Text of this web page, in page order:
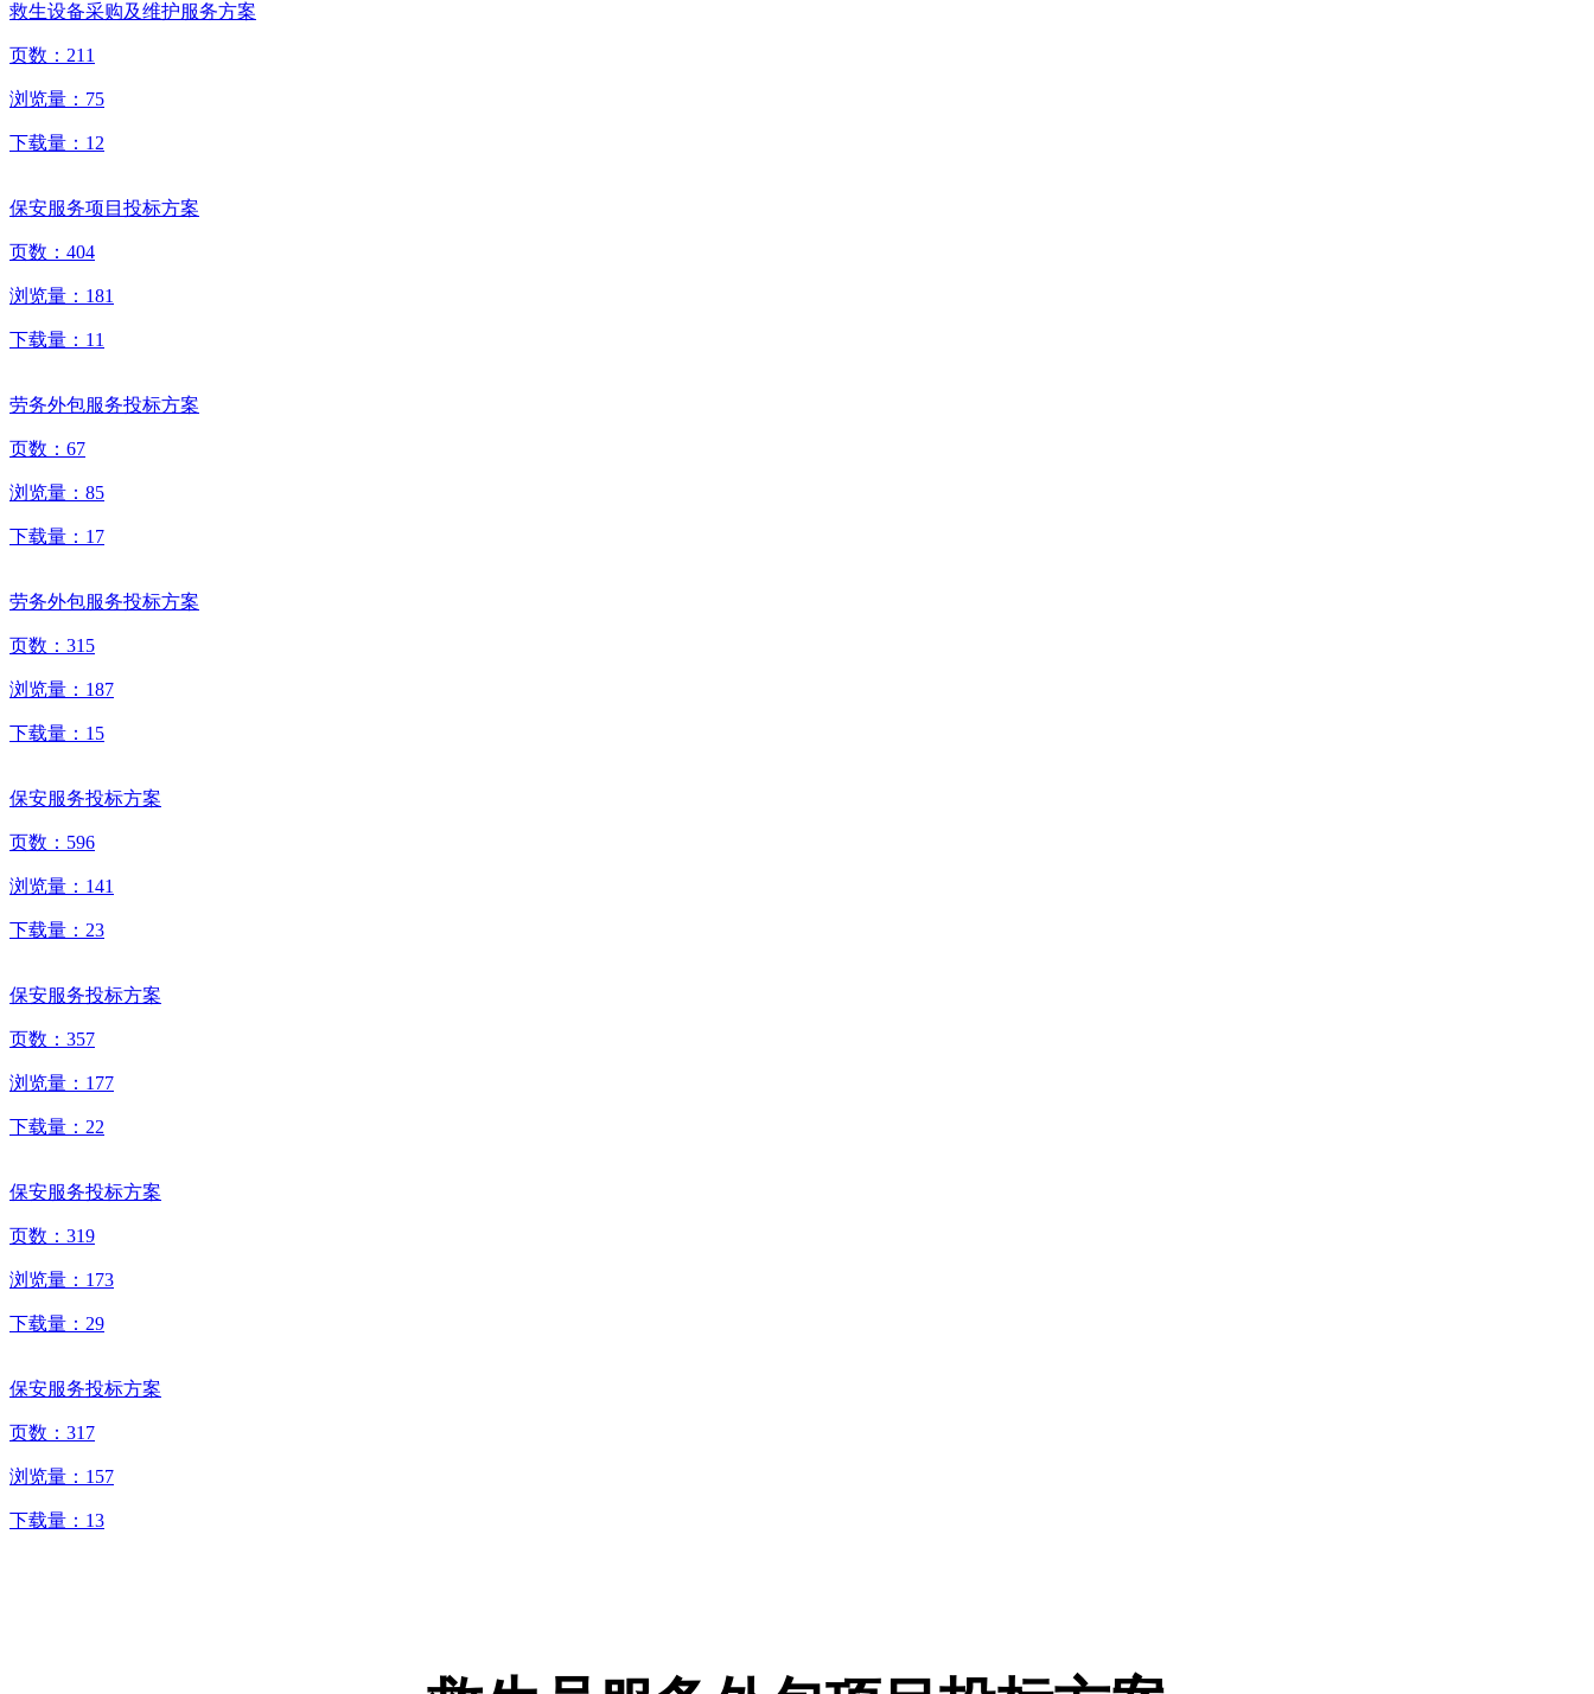
救生设备采购及维护服务方案
页数： 211
浏览量： 75
下载量： 12
保安服务项目投标方案
页数： 404
浏览量： 181
下载量： 11
劳务外包服务投标方案
页数： 67
浏览量： 85
下载量： 17
劳务外包服务投标方案
页数： 315
浏览量： 187
下载量： 15
保安服务投标方案
页数： 596
浏览量： 141
下载量： 23
保安服务投标方案
页数： 357
浏览量： 177
下载量： 22
保安服务投标方案
页数： 319
浏览量： 173
下载量： 29
保安服务投标方案
页数： 317
浏览量： 157
下载量： 13